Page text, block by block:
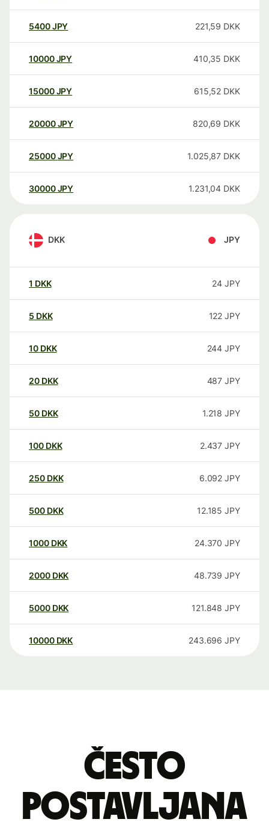
5400JPY 221,59 DKK
10000 JPY 410,35 DKK
15000 JPY 615,52 DKK
20000 JPY 820,69 DKK
25000 JPY 1.025,87 DKK
30000 JPY 1.231,04 DKK
DKK JPY
1 DKK 24 JPY
5 DKK 122 JPY
10 DKK 244 JPY
20 DKK 487 JPY
50 DKK 1.218 JPY
100 DKK 2.437 JPY
250 DKK 6.092 JPY
500 DKK 12.185 JPY
1000 DKK 24.370 JPY
2000 DKK 48.739 JPY
5000 DKK 121.848 JPY
10000 DKK 243.696 JPY
Često
postavljana